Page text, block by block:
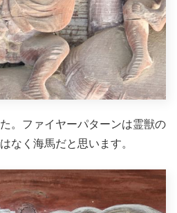
。ファイヤーパターンは霊獣の
なく海馬だと思います。